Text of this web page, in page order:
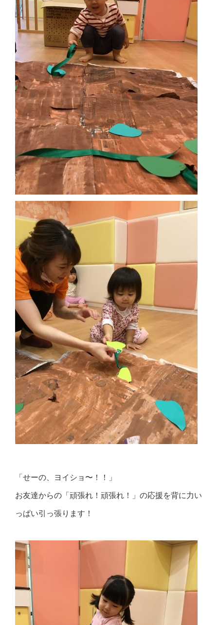
「せーの、ヨイショ〜！！」
お友達からの「頑張れ！頑張れ！」の応援を背に力い
っぱい引っ張ります！